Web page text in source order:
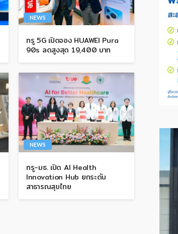
NEWS
ทรู 5G เปิดจอง HUAWEI Pura
90s ลดสูงสุด 19,400 บาท
NEWS
ทรู-มธ. เปิด AI Health
Innovation Hub ยกระดับ
สาธารณสุขไทย